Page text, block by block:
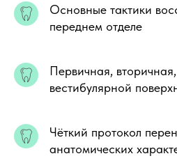
Основные тактики
переднем отделе
Первичная,
вестибулярной
Чёткий протокол
анатомических